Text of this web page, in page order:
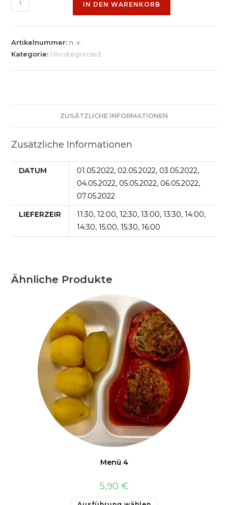
IN DEN WARENKORB
Artikelnummer: n. v.
Kategorie: Uncategorized
ZUSÄTZLICHE INFORMATIONEN
Zusätzliche Informationen
DATUM
01.05.2022, 02.05.2022, 03.05.2022,
04.05.2022, 05.05.2022, 06.05.2022,
07.05.2022
LIEFERZEIR
11:30, 12:00, 12:30, 13:00, 13:30, 14:00,
14:30, 15:00, 15:30, 16:00
Ähnliche Produkte
Menü 4
5,90 €